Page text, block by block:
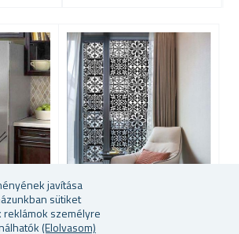
javítása
sütiket
reklámok személyre
(Elolvasom)
DÍSZES ABLAKFÓLIA -
VINTAGE MOZAIK